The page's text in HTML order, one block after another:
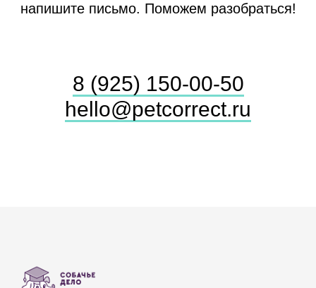
напишите письмо. Поможем разобраться!
8 (925) 150-00-50
hello@petcorrect.ru